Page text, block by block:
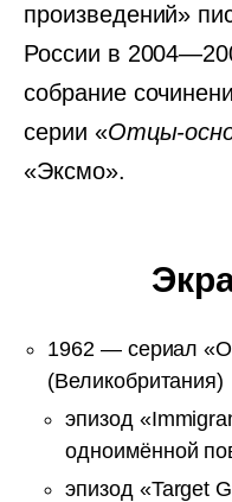
произведений»
России в
собрание
серии «Отцы-
«Эксмо».
1962 — сериал
(Великобритания)
эпизод
одноимённой
эпизод «Target